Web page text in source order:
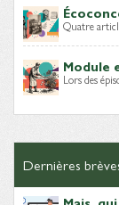
Quatre
Module
Lors des
Dernières